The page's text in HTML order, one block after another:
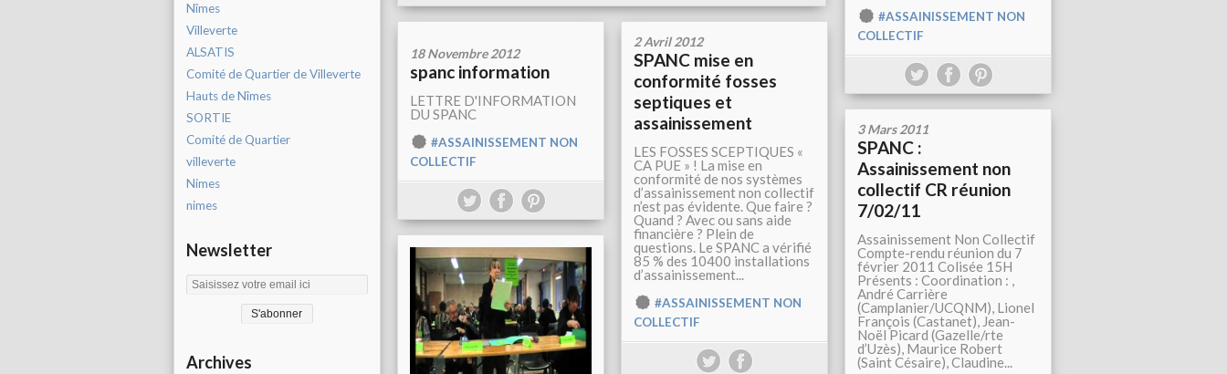
Nîmes
Villeverte
ALSATIS
Comité de Quartier de Villeverte
Hauts de Nîmes
SORTIE
Comité de Quartier
villeverte
Nimes
nimes
Newsletter
Archives
#ASSAINISSEMENT NON
COLLECTIF
18 Novembre 2012
spanc information
LETTRE D'INFORMATION
DU SPANC
#ASSAINISSEMENT NON
COLLECTIF
2 Avril 2012
SPANC mise en
conformité fosses
septiques et
assainissement
LES FOSSES SCEPTIQUES «
CA PUE » ! La mise en
conformité de nos systèmes
d’assainissement non collectif
n’est pas évidente. Que faire ?
Quand ? Avec ou sans aide
financière ? Plein de
questions. Le SPANC a vérifié
85 % des 10400 installations
d’assainissement...
#ASSAINISSEMENT NON
COLLECTIF
3 Mars 2011
SPANC :
Assainissement non
collectif CR réunion
7/02/11
Assainissement Non Collectif
Compte-rendu réunion du 7
février 2011 Colisée 15H
Présents : Coordination : ,
André Carrière
(Camplanier/UCQNM), Lionel
François (Castanet), Jean-
Noël Picard (Gazelle/rte
d’Uzès), Maurice Robert
(Saint Césaire), Claudine...